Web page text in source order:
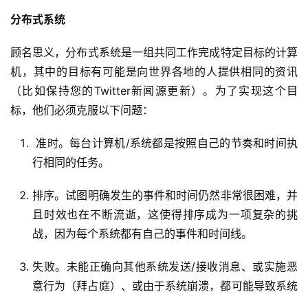
分布式系统
顾名思义，分布式系统是一组共同工作完成特定目标的计算
机，其中的目标有可能是向世界各地的人提供相同的资讯
（比如保持您的Twitter新闻源更新）。为了实现这个目
标，他们必须克服以下问题：
准时。每台计算机/系统都是按照自己的节奏和时间执
行相同的任务。
​排序。试图明确发生的事件和时间仍然非常很困难，并
且时效也在不断流逝，这使得排序成为一项复杂的挑
战，因为每个系统都有自己的事件和时间线。
失败。未能正确向其他系统发送/接收消息、或实施恶
意行为（拜占庭）、或由于系统崩溃，都可能导致系统